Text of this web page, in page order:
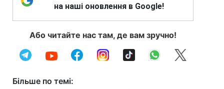
на наші оновлення в Google!
Або читайте нас там, де вам зручно!
Більше по темі: